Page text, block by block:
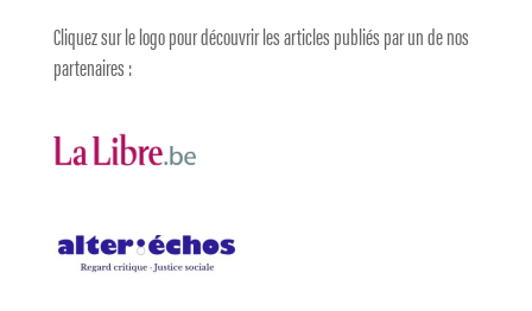
Cliquez sur le logo pour découvrir les articles publiés par un de nos
partenaires :